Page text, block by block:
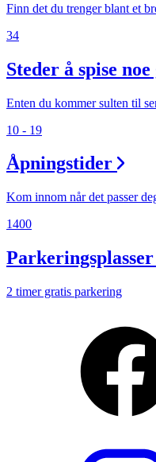
Gavekort
Finn det du trenger blant et
34
Steder å spise
Enten du kommer sulten til
10 - 19
Åpningstider
Kom innom når det passer
1400
Parkeringsplasser
2 timer gratis parkering